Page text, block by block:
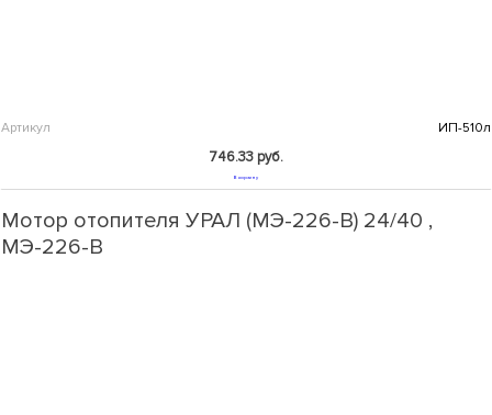
Артикул ИП-510л
746.33 руб.
В корзину
Мотор отопителя УРАЛ (МЭ-226-В) 24/40 ,
МЭ-226-В